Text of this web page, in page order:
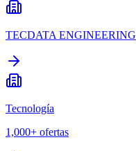
TECDATA ENGINEERING
Tecnología
1,000+ ofertas